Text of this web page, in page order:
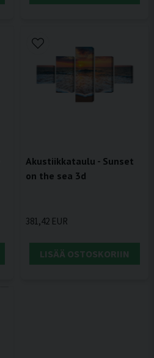
Akustiikkataulu - Sunset
on the sea 3d
381,42 EUR
LISÄÄ OSTOSKORIIN